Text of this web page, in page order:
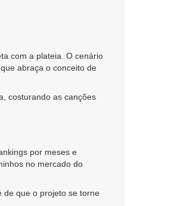
com a plateia. O cenário
abraça o conceito de
costurando as canções
por meses e
no mercado do
de que o projeto se torne